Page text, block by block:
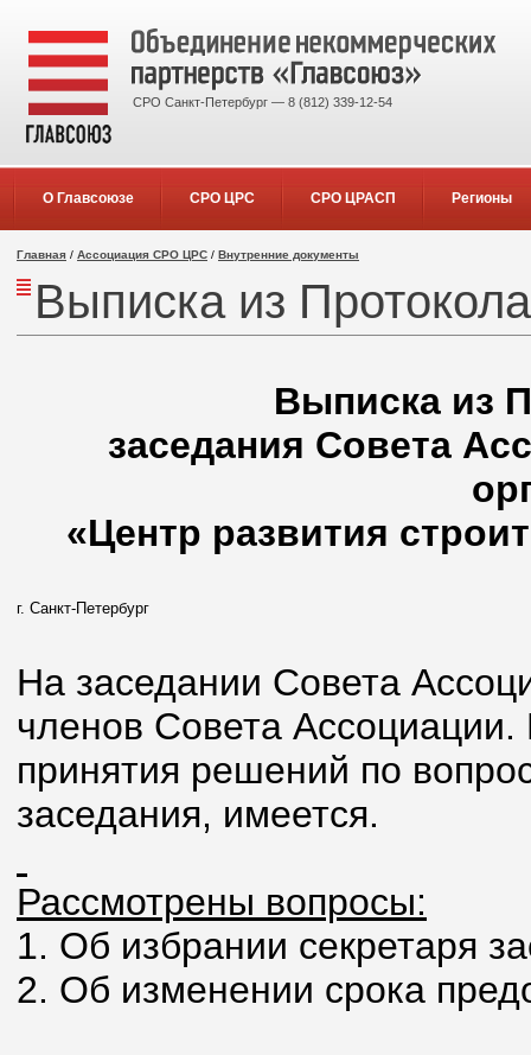
СРО Санкт-Петербург — 8 (812) 339-12-54
О Главсоюзе СРО ЦРС СРО ЦРАСП Регионы
Главная / Ассоциация СРО ЦРС / Внутренние документы
Выписка из
Выписка из
заседания Совета
«Центр развития
г. Санкт-Петербург
На заседании Совета
членов Совета
принятия решений по
заседания, имеется.
Рассмотрены вопросы:
1. Об избрании секретаря
2. Об изменении срока